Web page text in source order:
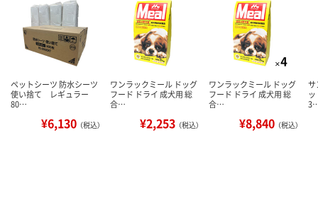
ペットシーツ 防水シーツ
使い捨て レギュラー
80…
¥6,130 （税込）
ワンラックミール ドッグ
フード ドライ 成犬用 総
合…
¥2,253 （税込）
ワンラックミール ドッグ
フード ドライ 成犬用 総
合…
¥8,840 （税込）
サ